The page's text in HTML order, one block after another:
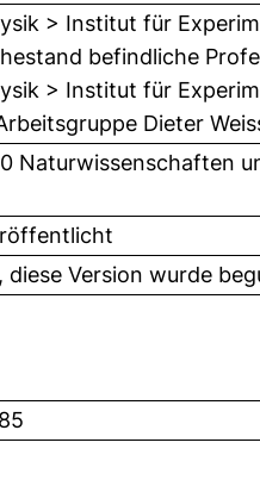
> Institut für
befindliche
> Institut für
Dieter
Naturwissenschaften
diese Version wurde